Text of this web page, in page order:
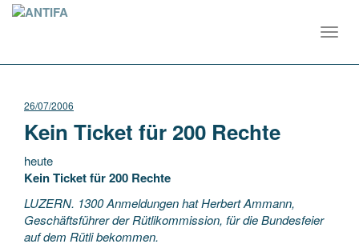
26/07/2006
Kein Ticket für 200 Rechte
heute
Kein Ticket für 200 Rechte
LUZERN. 1300 Anmeldungen hat Herbert Ammann,
Geschäftsführer der Rütlikommission, für die Bundesfeier
auf dem Rütli bekommen.